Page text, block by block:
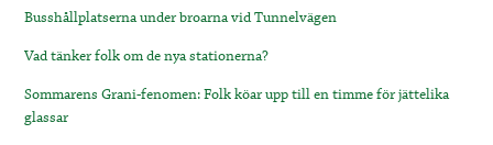
Busshållplatserna under broarna vid Tunnelvägen
Vad tänker folk om de nya stationerna?
Sommarens Grani-fenomen: Folk köar upp till en timme för jättelika
glassar